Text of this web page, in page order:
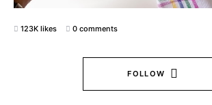
123K likes 0 comments
FOLLOW